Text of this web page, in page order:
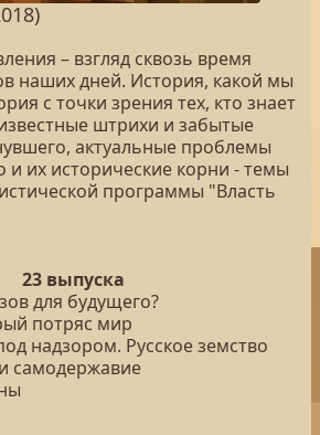
– взгляд сквозь время
наших дней. История, какой мы
с точки зрения тех, кто знает
штрихи и забытые
актуальные проблемы
и их исторические корни - темы
программы "Власть
23 выпуска
для будущего?
потряс мир
надзором. Русское земство
самодержавие